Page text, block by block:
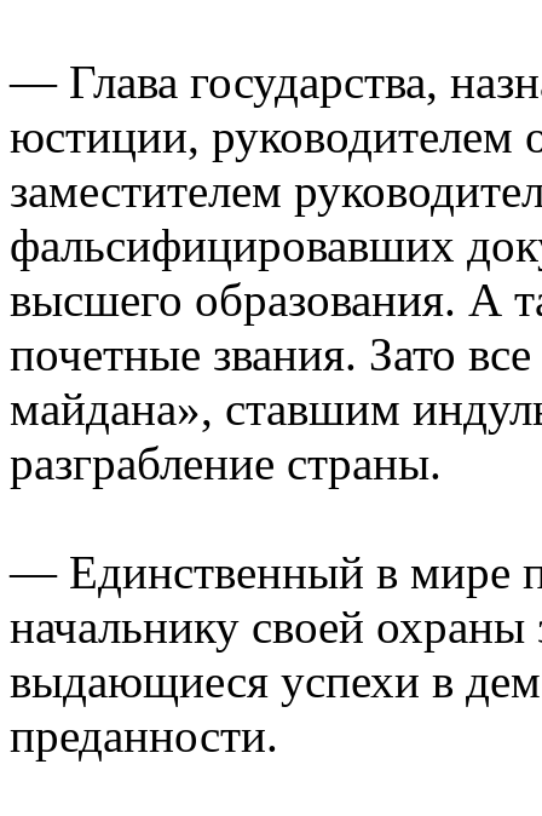
— Глава государства,
юстиции, руководителем
заместителем
фальсифицировавших
высшего образования. А
почетные звания. Зато
майдана», ставшим
разграбление страны.
— Единственный в мире
начальнику своей охраны
выдающиеся успехи в
преданности.